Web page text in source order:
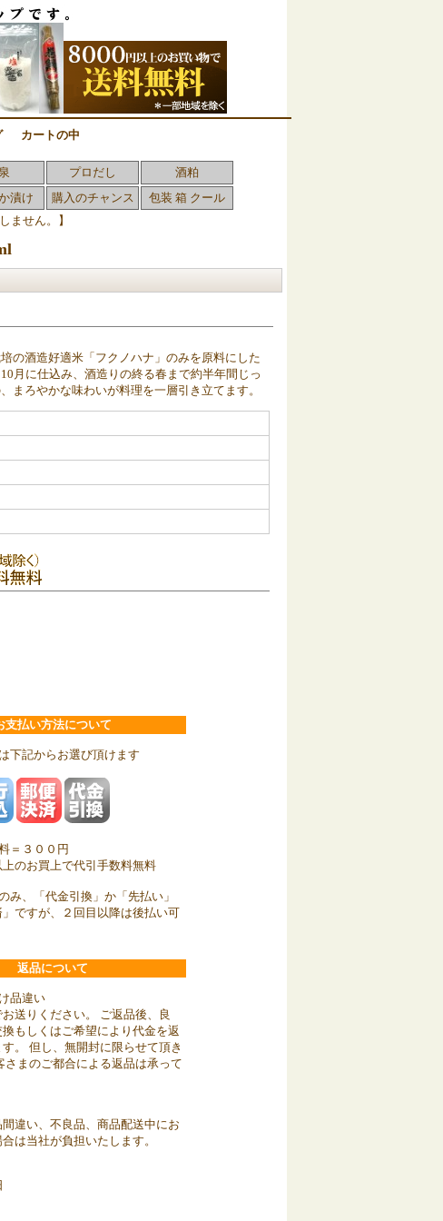
カートの中
プロだし
酒粕
漬け 購入のチャンス
包装 箱 クール
ません。】
の酒造好適米「フクノハナ」のみを原料にした
月に仕込み、酒造りの終る春まで約半年間じっ
まろやかな味わいが料理を一層引き立てます。
支払い方法について
下記からお選び頂けます
＝３００円
上のお買上で代引手数料無料
み、「代金引換」か「先払い」
ですが、２回目以降は後払い可
返品について
品違い
送りください。 ご返品後、良
もしくはご希望により代金を返
。 但し、無開封に限らせて頂き
さまのご都合による返品は承って
違い、不良品、商品配送中にお
は当社が負担いたします。